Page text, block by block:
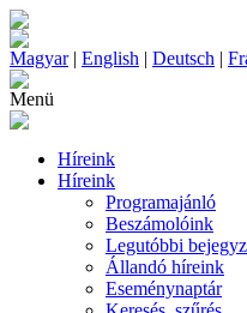
Magyar| English | Deutsch |
Menü
Híreink
Híreink
Programajánló
Beszámolóink
Legutóbbi
Állandó híreink
Eseménynaptár